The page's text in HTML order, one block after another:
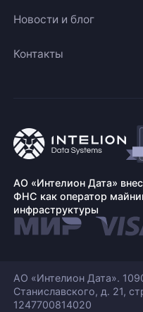
Новости и блог
Контакты
АО «Интелион Дата»
ФНС как оператор
инфраструктуры
АО «Интелион Дата».
Станиславского, д. 21,
1247700814020